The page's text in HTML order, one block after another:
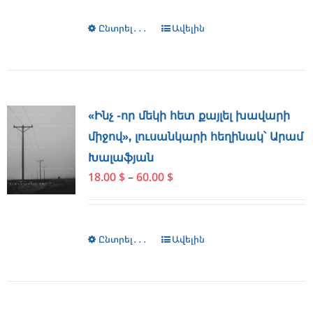
page
60.00 $
Ընտրել․․․
This
The
options
may
chosen
page
Ավելին
«Ինչ -որ մեկի հետ քայլել խավարի
միջով», լուսանկարի հեղինակ՝ Արամ
Խալաֆյան
18.00 $ – 60.00 $Price
60.00 $
Ընտրել․․․
ThisԱվելին